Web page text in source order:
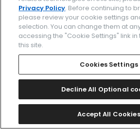
企業情報 ご利用規
特定商取引法に基づく表
楽天ペイは楽天株式会社の登録商
Privacy Policy. Before continuing to
please review your cookie settings
selection. You can change them at
accessing the "Cookie Settings" link
this site.
Cookies Settings
Decline All Optional
Accept All Cookies